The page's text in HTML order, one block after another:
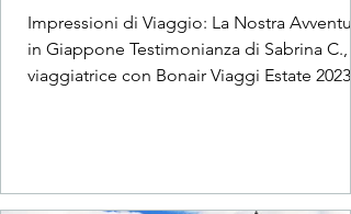
Impressioni di Viaggio: La Nostra
in Giappone Testimonianza di Sabrina C.,
viaggiatrice con Bonair Viaggi Estate 2023 -